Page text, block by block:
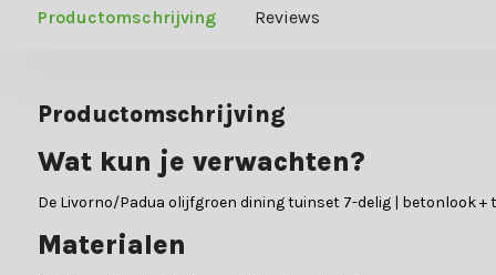
Productomschrijving Reviews
Productomschrijving
Wat kun je verwachten?
De Livorno/Padua olijfgroen dining tuinset 7-delig | betonlook
Materialen